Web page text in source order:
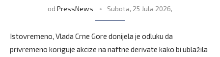
od PressNews Subota, 25 Jula 2026,
Istovremeno, Vlada Crne Gore donijela je odluku da
privremeno koriguje akcize na naftne derivate kako bi ublažila